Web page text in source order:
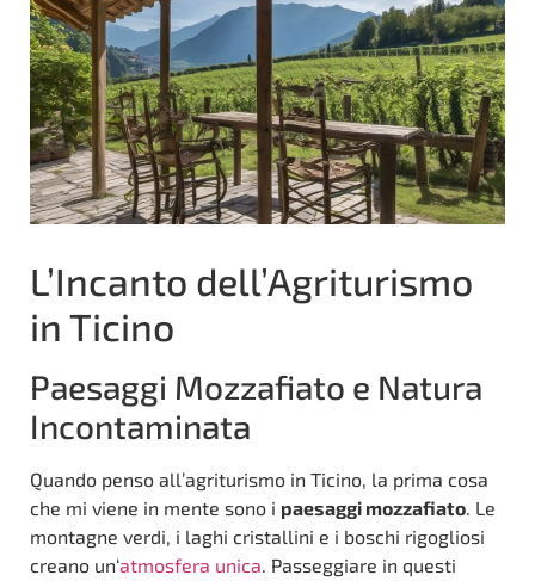
L’Incanto dell’Agriturismo
in Ticino
Paesaggi Mozzafiato e Natura
Incontaminata
Quando penso all’agriturismo in Ticino, la prima cosa
che mi viene in mente sono i paesaggi mozzafiato. Le
montagne verdi, i laghi cristallini e i boschi rigogliosi
creano un‘atmosfera unica. Passeggiare in questi